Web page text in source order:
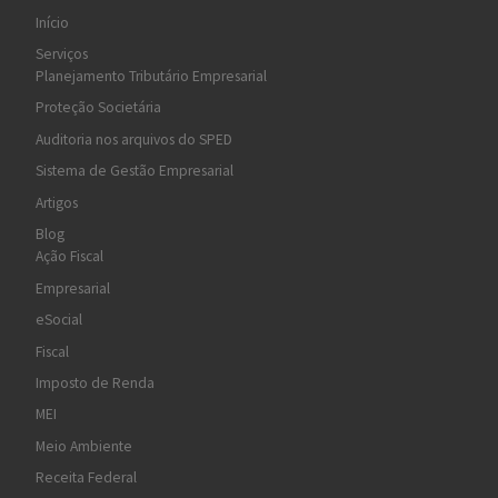
Início
Serviços
Planejamento Tributário Empresarial
Proteção Societária
Auditoria nos arquivos do SPED
Sistema de Gestão Empresarial
Artigos
Blog
Ação Fiscal
Empresarial
eSocial
Fiscal
Imposto de Renda
MEI
Meio Ambiente
Receita Federal